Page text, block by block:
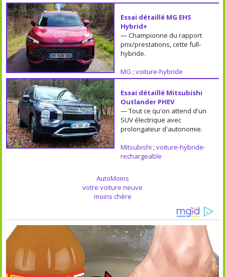
Essai détaillé MG EHS
Hybrid+
— Championne du rapport
prix/prestations, cette full-
hybride.
MG ; voiture-hybride
Essai détaillé Mitsubishi
Outlander PHEV
— Tout ce qu'on attend d'un
SUV électrique avec
prolongateur d'autonomie.
Mitsubishi ; voiture-hybride-
rechargeable
AutoMoins
votre voiture neuve
moins chère